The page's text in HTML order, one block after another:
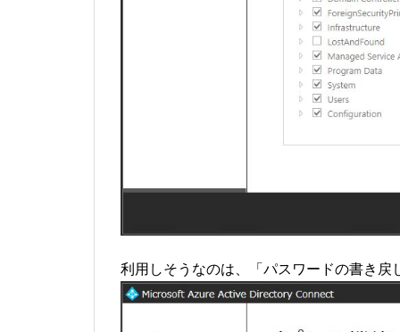
利用しそうなのは、「パスワードの書き戻